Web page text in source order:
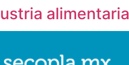
alimentaria